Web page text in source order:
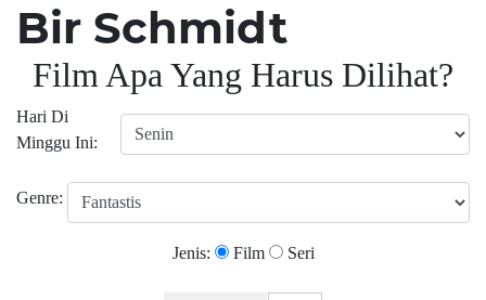
Bir Schmidt
Film Apa Yang Harus Dilihat?
Hari Di
Minggu Ini:
Genre:
Jenis: Film Seri